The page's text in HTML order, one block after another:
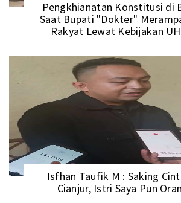
Pengkhianatan Konstitusi di
Saat Bupati "Dokter"
Rakyat Lewat Kebijakan
Isfhan Taufik M : Saking
Cianjur, Istri Saya Pun